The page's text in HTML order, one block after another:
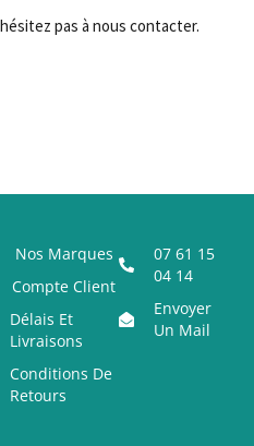
pas à nous contacter.
Nos Marques
Compte Client
Délais Et
Livraisons
Conditions De
Retours
07 61 15
04 14
Envoyer
Un Mail